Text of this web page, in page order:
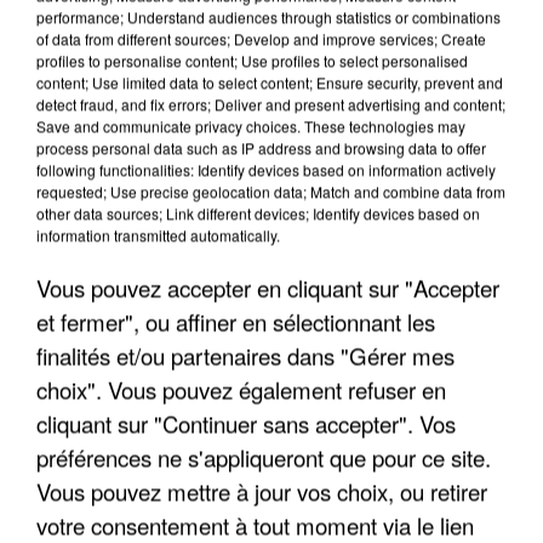
APRÈS TOUTES CES CANICULES, LES REFUGES
DE FAUNE SAUVAGE SONT...
performance; Understand audiences through statistics or combinations
of data from different sources; Develop and improve services; Create
profiles to personalise content; Use profiles to select personalised
content; Use limited data to select content; Ensure security, prevent and
detect fraud, and fix errors; Deliver and present advertising and content;
Save and communicate privacy choices. These technologies may
process personal data such as IP address and browsing data to offer
following functionalities: Identify devices based on information actively
requested; Use precise geolocation data; Match and combine data from
other data sources; Link different devices; Identify devices based on
information transmitted automatically.
Vous pouvez accepter en cliquant sur "Accepter
et fermer", ou affiner en sélectionnant les
finalités et/ou partenaires dans "Gérer mes
choix". Vous pouvez également refuser en
cliquant sur "Continuer sans accepter". Vos
préférences ne s'appliqueront que pour ce site.
Vous pouvez mettre à jour vos choix, ou retirer
votre consentement à tout moment via le lien